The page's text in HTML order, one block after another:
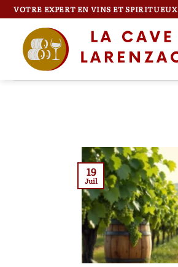
Passer
au
contenu
VOTRE EXPERT EN VINS ET SPIRITUEUX
19
Juil